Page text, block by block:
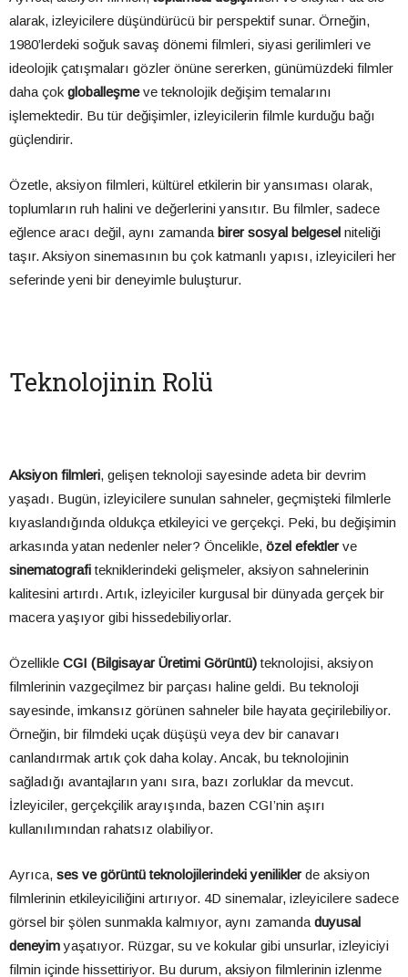
alarak, izleyicilere düşündürücü bir perspektif sunar. Örneğin,
1980’lerdeki soğuk savaş dönemi filmleri, siyasi gerilimleri ve
ideolojik çatışmaları gözler önüne sererken, günümüzdeki filmler
daha çok globalleşmeve teknolojik değişim temalarını
işlemektedir. Bu tür değişimler, izleyicilerin filmle kurduğu bağı
güçlendirir.
Özetle, aksiyon filmleri, kültürel etkilerin bir yansıması olarak,
toplumların ruh halini ve değerlerini yansıtır. Bu filmler, sadece
eğlence aracı değil, aynı zamanda birer sosyal belgesel niteliği
taşır. Aksiyon sinemasının bu çok katmanlı yapısı, izleyicileri her
seferinde yeni bir deneyimle buluşturur.
Teknolojinin Rolü
Aksiyon filmleri, gelişen teknoloji sayesinde adeta bir devrim
yaşadı. Bugün, izleyicilere sunulan sahneler, geçmişteki filmlerle
kıyaslandığında oldukça etkileyici ve gerçekçi. Peki, bu değişimin
arkasında yatan nedenler neler? Öncelikle, özel efektlerve
sinematografitekniklerindeki gelişmeler, aksiyon sahnelerinin
kalitesini artırdı. Artık, izleyiciler kurgusal bir dünyada gerçek bir
macera yaşıyor gibi hissedebiliyorlar.
Özellikle CGI (Bilgisayar Üretimi Görüntü)teknolojisi, aksiyon
filmlerinin vazgeçilmez bir parçası haline geldi. Bu teknoloji
sayesinde, imkansız görünen sahneler bile hayata geçirilebiliyor.
Örneğin, bir filmdeki uçak düşüşü veya dev bir canavarı
canlandırmak artık çok daha kolay. Ancak, bu teknolojinin
sağladığı avantajların yanı sıra, bazı zorluklar da mevcut.
İzleyiciler, gerçekçilik arayışında, bazen CGI’nin aşırı
kullanılımından rahatsız olabiliyor.
Ayrıca, ses ve görüntü teknolojilerindeki yeniliklerde aksiyon
filmlerinin etkileyiciliğini artırıyor. 4D sinemalar, izleyicilere sadece
görsel bir şölen sunmakla kalmıyor, aynı zamandaduyusal
deneyimyaşatıyor. Rüzgar, su ve kokular gibi unsurlar, izleyiciyi
filmin içinde hissettiriyor. Bu durum, aksiyon filmlerinin izlenme